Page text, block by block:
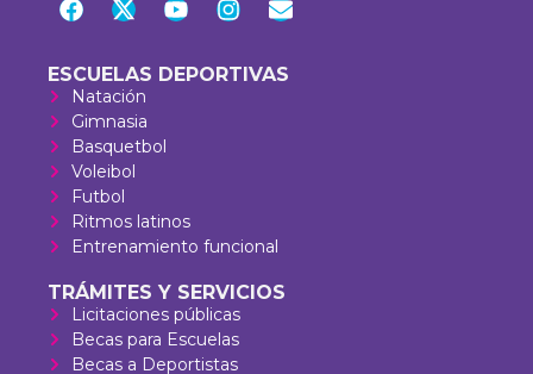
ESCUELAS DEPORTIVAS
Natación
Gimnasia
Basquetbol
Voleibol
Futbol
Ritmos latinos
Entrenamiento funcional
TRÁMITES Y SERVICIOS
Licitaciones públicas
Becas para Escuelas
Becas a Deportistas